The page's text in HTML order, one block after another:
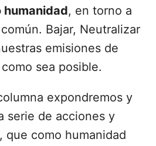
humanidad, en torno a
Bajar, Neutralizar
emisiones de
sea posible.
expondremos y
serie de acciones y
que como humanidad